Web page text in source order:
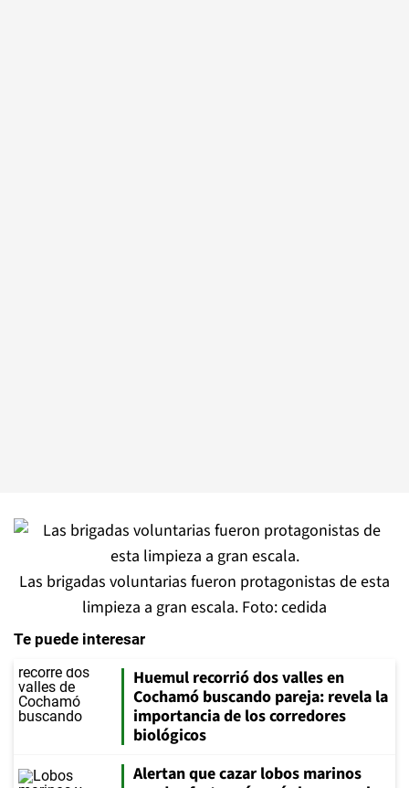
Las brigadas voluntarias fueron protagonistas de esta
limpieza a gran escala. Foto: cedida
Te puede interesar
Huemul recorrió dos valles en
Cochamó buscando pareja: revela la
importancia de los corredores
biológicos
Alertan que cazar lobos marinos